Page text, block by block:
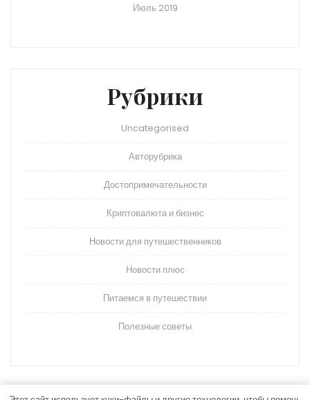
Июль 2019
Рубрики
Uncategorised
Авторубрика
Достопримечательности
Криптовалюта и бизнес
Новости для путешественников
Новости плюс
Питаемся в путешествии
Полезные советы